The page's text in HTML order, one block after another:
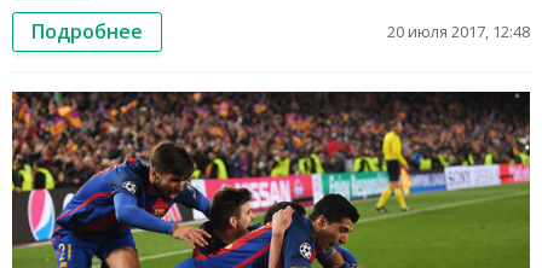
Подробнее 20 июля 2017, 12:48